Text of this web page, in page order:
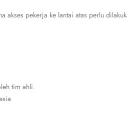
akses pekerja ke lantai atas perlu
tim ahli.